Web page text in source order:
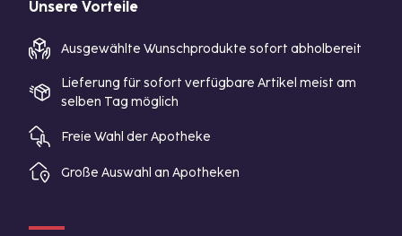
Unsere Vorteile
Ausgewählte Wunschprodukte sofort abholbereit
Lieferung für sofort verfügbare Artikel meist am
selben Tag möglich
Freie Wahl der Apotheke
Große Auswahl an Apotheken